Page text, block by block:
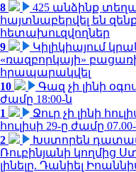
8
425 անձինք
հայտնաբերվել են
հետախուզվողներ
9
Կիլիկիայում
«ռազբորկայի»
հրապարակվել
10
Գազ չի լինի
ժամը 18:00-ն
1
Ջուր չի լինի
հուլիսի 29-ը ժամը
2
Խստորեն
Ռուբինյանի կողմից
լինելը. Դանիել